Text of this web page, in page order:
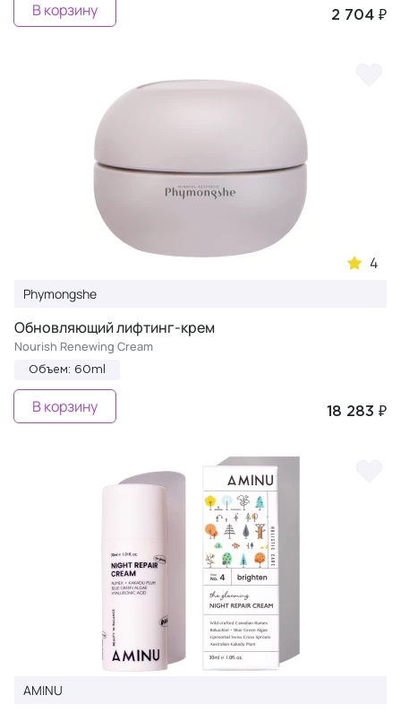
2 704 ₽
В корзину
4
Phymongshe
Обновляющий лифтинг-крем
Nourish Renewing Cream
Объем: 60ml
18 283 ₽
В корзину
AMINU